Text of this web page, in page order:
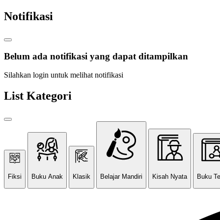
Notifikasi
Belum ada notifikasi yang dapat ditampilkan
Silahkan login untuk melihat notifikasi
List Kategori
Fiksi Buku Anak Klasik Belajar Mandiri Kisah Nyata Buku